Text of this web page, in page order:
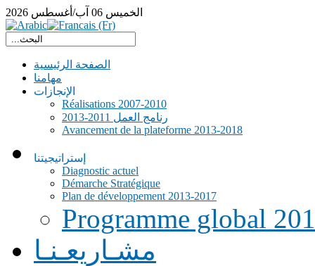
الخميس 06 آب/أغسطس 2026
الصفحة الرئيسية
مهامنا
الإنجازات
Réalisations 2007-2010
رنامج العمل 2011-2013
Avancement de la plateforme 2013-2018
إستراتيجيتنا
Diagnostic actuel
Démarche Stratégique
Plan de développement 2013-2017
Programme global
مشـاريعـنـا